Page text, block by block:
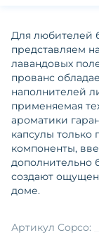
Для любителей
представляем
лавандовых
прованс
наполнителей
применяемая
ароматики
капсулы
компоненты,
дополнительно
создают
доме.
Артикул Copco: